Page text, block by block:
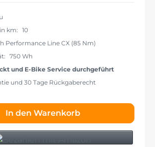
km:
10
Performance Line CX (85 Nm)
750 Wh
und E-Bike Service durchgeführt
und 30 Tage Rückgaberecht
In den Warenkorb